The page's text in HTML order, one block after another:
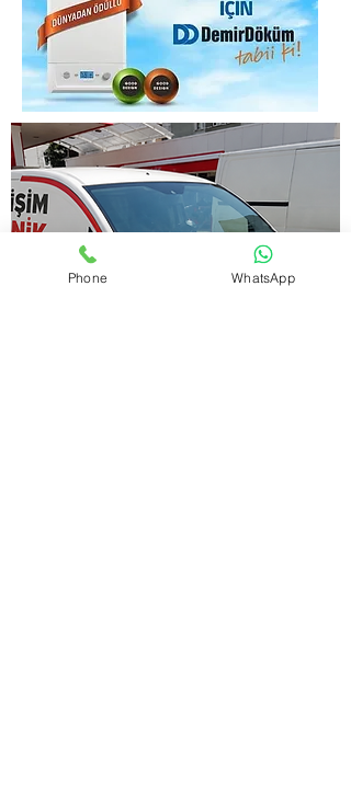
Phone WhatsApp